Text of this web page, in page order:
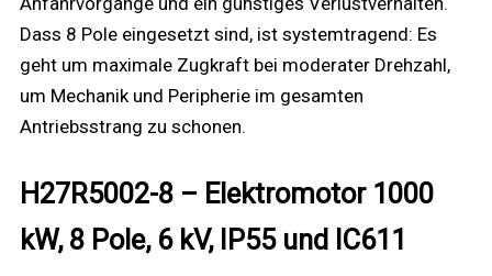
Dass 8 Pole eingesetzt sind, ist systemtragend: Es
geht um maximale Zugkraft bei moderater Drehzahl,
um Mechanik und Peripherie im gesamten
Antriebsstrang zu schonen.
H27R5002-8 – Elektromotor 1000
kW, 8 Pole, 6 kV, IP55 und IC611